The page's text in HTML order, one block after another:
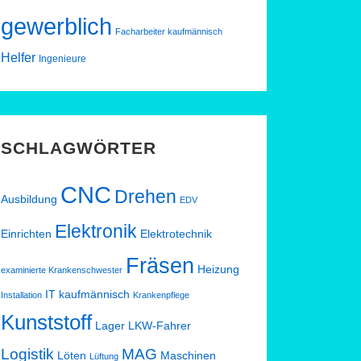
gewerblich Facharbeiter kaufmännisch
Helfer Ingenieure
SCHLAGWÖRTER
Ausbildung CNC Drehen EDV
Einrichten Elektronik Elektrotechnik
examinierte Krankenschwester Fräsen Heizung
Installation IT kaufmännisch Krankenpflege
Kunststoff Lager LKW-Fahrer
Logistik Löten Lüftung MAG Maschinen